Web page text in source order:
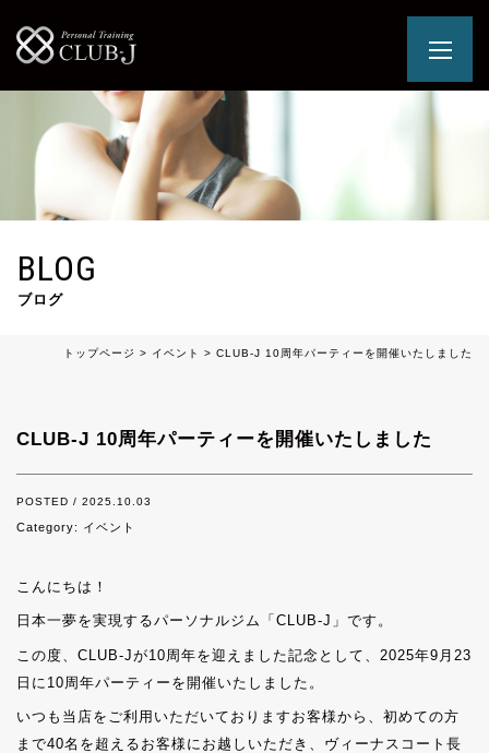
BLOG
ブログ
トップページ > イベント > CLUB-J 10周年パーティーを開催いたしました
CLUB-J 10周年パーティーを開催いたしました
POSTED / 2025.10.03
Category: イベント
こんにちは！
日本一夢を実現するパーソナルジム「CLUB-J」です。
この度、CLUB-Jが10周年を迎えました記念として、2025年9月23
日に10周年パーティーを開催いたしました。
いつも当店をご利用いただいておりますお客様から、初めての方
まで40名を超えるお客様にお越しいただき、ヴィーナスコート長